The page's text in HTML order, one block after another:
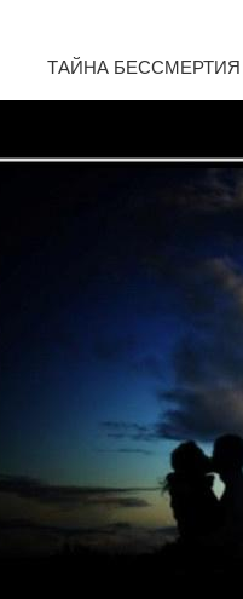
ТАЙНА